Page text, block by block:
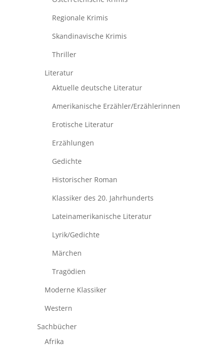
Regionale Krimis
Skandinavische Krimis
Thriller
Literatur
Aktuelle deutsche Literatur
Amerikanische Erzähler/Erzählerinnen
Erotische Literatur
Erzählungen
Gedichte
Historischer Roman
Klassiker des 20. Jahrhunderts
Lateinamerikanische Literatur
Lyrik/Gedichte
Märchen
Tragödien
Moderne Klassiker
Western
Sachbücher
Afrika